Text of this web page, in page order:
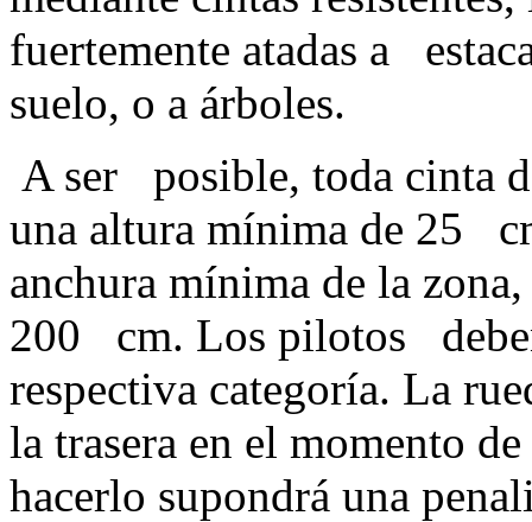
fuertemente atadas a
suelo, o a
A ser posible, toda cinta
una altura mínima de 25
anchura mínima de la
200 cm. Los pilotos
respectiva categoría. La
la trasera en el momento
hacerlo supondrá una